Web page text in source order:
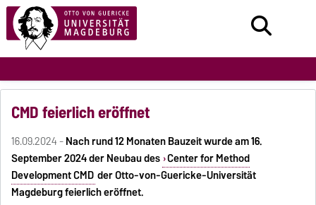
CMD feierlich eröffnet
16.09.2024 -Nach rund 12 Monaten Bauzeit wurde am 16.
September 2024 der Neubau des Center for Method
Development CMD der Otto-von-Guericke-Universität
Magdeburg feierlich eröffnet.